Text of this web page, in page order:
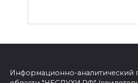
Информационно-аналитический